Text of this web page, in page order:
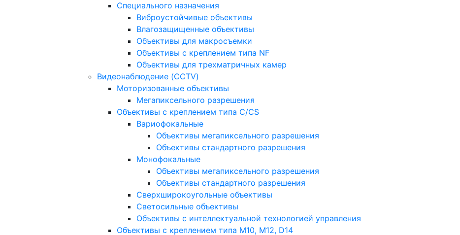
Специального назначения
Виброустойчивые объективы
Влагозащищенные объективы
Объективы для макросъемки
Объективы с креплением типа NF
Объективы для трехматричных камер
Видеонаблюдение (CCTV)
Моторизованные объективы
Мегапиксельного разрешения
Объективы с креплением типа C/CS
Вариофокальные
Объективы мегапиксельного разрешения
Объективы стандартного разрешения
Монофокальные
Объективы мегапиксельного разрешения
Объективы стандартного разрешения
Сверхширокоугольные объективы
Светосильные объективы
Объективы с интеллектуальной технологией управления
Объективы с креплением типа M10, M12, D14